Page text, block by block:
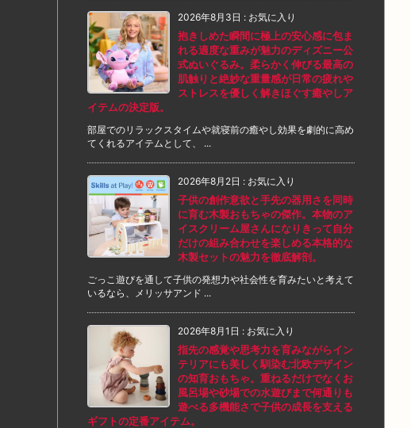
2026年8月3日 : お気に入り
抱きしめた瞬間に極上の安心感に包ま
れる適度な重みが魅力のディズニー公
式ぬいぐるみ。柔らかく伸びる最高の
肌触りと絶妙な重量感が日常の疲れや
ストレスを優しく解きほぐす癒やしア
イテムの決定版。
部屋でのリラックスタイムや就寝前の癒やし効果を劇的に高め
てくれるアイテムとして、 ...
2026年8月2日 : お気に入り
子供の創作意欲と手先の器用さを同時
に育む木製おもちゃの傑作。本物のア
イスクリーム屋さんになりきって自分
だけの組み合わせを楽しめる本格的な
木製セットの魅力を徹底解剖。
ごっこ遊びを通して子供の発想力や社会性を育みたいと考えて
いるなら、メリッサアンド ...
2026年8月1日 : お気に入り
指先の感覚や思考力を育みながらイン
テリアにも美しく馴染む北欧デザイン
の知育おもちゃ。重ねるだけでなくお
風呂場や砂場での水遊びまで何通りも
遊べる多機能さで子供の成長を支える
ギフトの定番アイテム。